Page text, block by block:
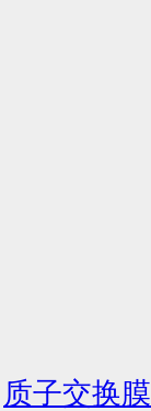
质子交换膜